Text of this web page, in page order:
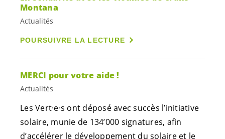
Montana
Actualités
POURSUIVRE LA LECTURE
MERCI pour votre aide !
Actualités
Les Vert·e·s ont déposé avec succès l’initiative
solaire, munie de 134’000 signatures, afin
d’accélérer le développement du solaire et le